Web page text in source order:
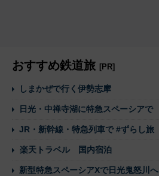
おすすめ鉄道旅 [PR]
しまかぜで行く伊勢志摩
日光・中禅寺湖に特急スペーシアで
JR・新幹線・特急列車で #ずらし旅
楽天トラベル 国内宿泊
新型特急スペーシアXで日光鬼怒川へ